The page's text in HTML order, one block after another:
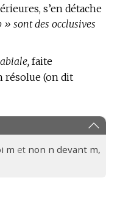
s’en détache
sont des occlusives
faite
résolue (on dit
m et non n devant m,